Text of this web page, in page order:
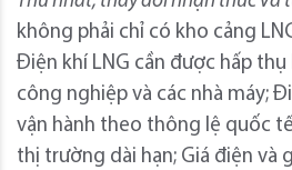
không phải chỉ có kho cảng
Điện khí LNG cần được hấp
công nghiệp và các nhà máy;
vận hành theo thông lệ quốc
thị trường dài hạn; Giá điện và